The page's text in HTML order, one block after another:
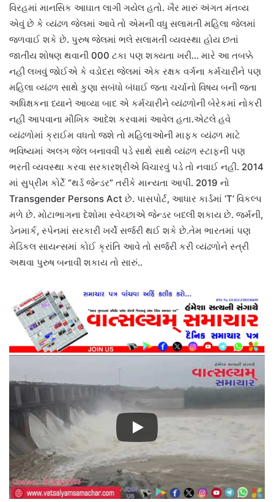
વિરહમાં માનસિક આઘાત લાગી ગયેલ હતો. ખૈર મારું અંગત મંતવ્ય
એવું છે કે વ્યંઢળ જેલમાં આવે તો એમની વધુ સલામતી મહિલા જેલમાં
જળવાઈ શકે છે. પુરુષ જેલમાં ભલે સલામતી વ્યવસ્થા હોય છતાં
જાતીય શોષણ થવાની 000 ટકા પણ શક્યતા ખરી… મારે આ તબક્કે
નહી લખવું જોઈએ કે વડોદરા જેલમાં એક રક્ષક વર્ગના કર્મચારીને પણ
મહિલા વ્યંઢળ સાથે કુણા સબંધો બંધાઈ જતા ચર્ચાનો વિષય બની જતા
અધિક્ષકના ધ્યાને આવ્યા બાદ એ કર્મચારીને વ્યંઢળોની બેરેકમાં નોકરી
નહી આપવાના મૌખિક આદેશ કરવામાં આવેલ હતા.એટલે હવે
વ્યંઢળોમાં ક્રાઈમ વધતો જશે તો મહિલાઓની માફક વ્યંઢળ માટે
ભવિષ્યમાં અલગ જેલ બનાવવી પડે સાથે સાથે વ્યંઢળ સ્ટાફની પણ
ભરતી વ્યવસ્થા કરવા સરકારશ્રીએ વિચારવું પડે તો નવાઈ નહી. 2014
માં સુપ્રીમ કોર્ટે “થર્ડ જેન્ડર” તરીકે માન્યતા આપી. 2019 નો
Transgender Persons Act છે. પાસપોર્ટ, આધાર કાર્ડમાં ‘T’ વિકલ્પ
મળે છે. મોટાભાગના દેશોમા સ્વેચ્છાએ જેન્ડર બદલી શકાય છે. જર્મની,
ડેનમાર્ક, સ્પેનમાં સરકારી ખર્ચે સર્જરી થઈ શકે છે.તેમ ભારતમાં પણ
મેડિકલ સાયન્સમાં કોઈ ક્રાંતિ આવે તો સર્જરી કરી વ્યંઢળોને સ્ત્રી
અથવા પુરુષ બનાવી શકાય તો સારું..